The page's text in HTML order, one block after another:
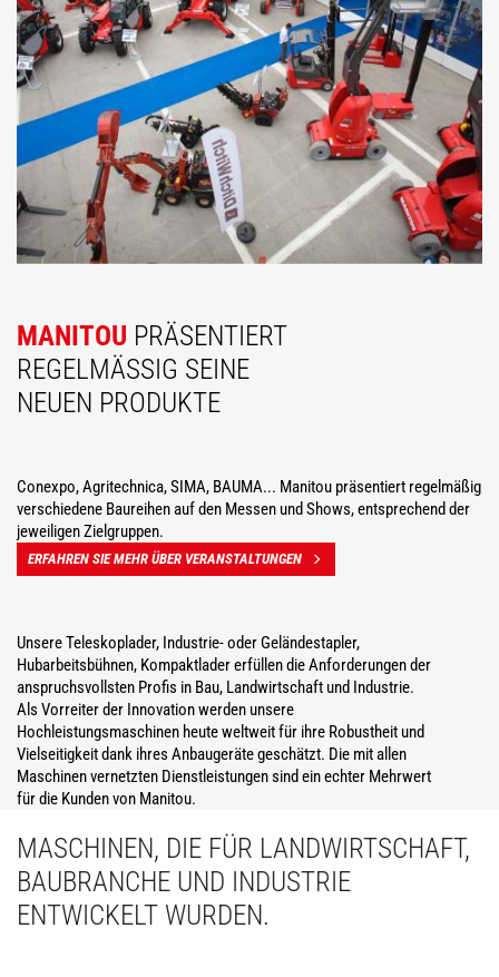
MANITOU PRÄSENTIERT
REGELMÄSSIG SEINE N
EUEN PRODUKTE
Conexpo, Agritechnica, SIMA, BAUMA... Manitou präsentiert regelmäßig
verschiedene Baureihen auf den Messen und Shows, entsprechend der
jeweiligen Zielgruppen.
ERFAHREN SIE MEHR ÜBER VERANSTALTUNGEN
Unsere Teleskoplader, Industrie- oder Geländestapler,
Hubarbeitsbühnen, Kompaktlader erfüllen die Anforderungen der
anspruchsvollsten Profis in Bau, Landwirtschaft und Industrie.
Als Vorreiter der Innovation werden unsere
Hochleistungsmaschinen heute weltweit für ihre Robustheit und
Vielseitigkeit dank ihres Anbaugeräte geschätzt. Die mit allen
Maschinen vernetzten Dienstleistungen sind ein echter Mehrwert
für die Kunden von Manitou.
MASCHINEN, DIE FÜR LANDWIRTSCHAFT,
BAUBRANCHE UND INDUSTRIE
ENTWICKELT WURDEN.